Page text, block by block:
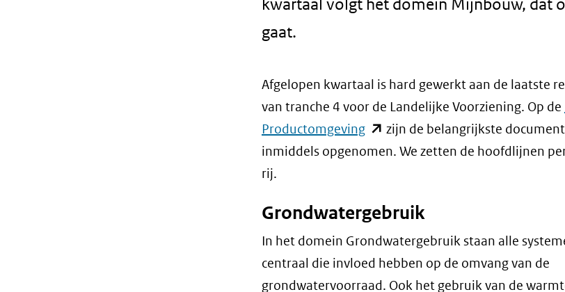
kwartaal volgt het domein Mijnbouw, dat
gaat.
Afgelopen kwartaal is hard gewerkt aan de laatste
van tranche 4 voor de Landelijke Voorziening. Op de
Productomgeving(opent
in
(verwijst
naar
een
andere
zijn de belangrijkste
inmiddels opgenomen. We zetten de hoofdlijnen
rij.
Grondwatergebruik
In het domein Grondwatergebruik staan alle
centraal die invloed hebben op de omvang van de
grondwatervoorraad. Ook het gebruik van de